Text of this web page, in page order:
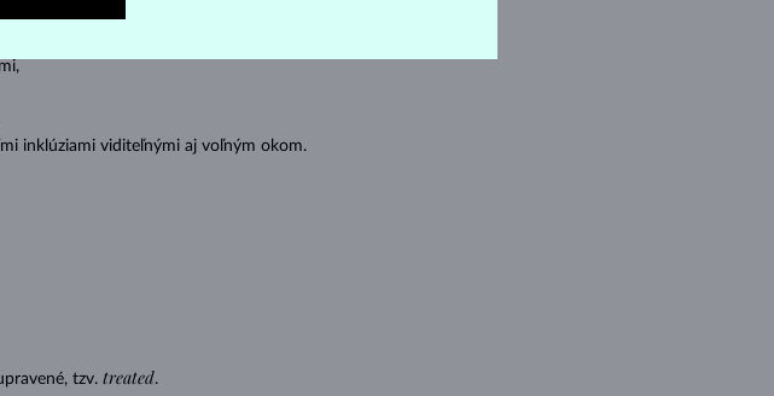
inklúziami viditeľnými aj voľným okom.
tzv. treated.